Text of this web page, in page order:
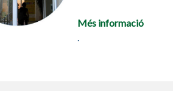
Més informació
.